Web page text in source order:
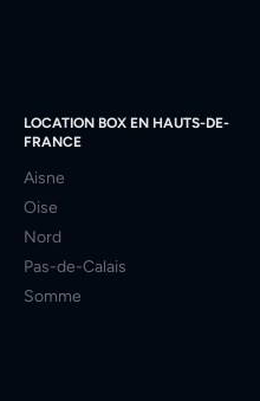
LOCATION BOX EN HAUTS-DE-
FRANCE
Aisne
Oise
Nord
Pas-de-Calais
Somme